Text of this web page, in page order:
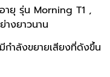
ายุ รุ่น Morning T1 ,
างยาวนาน
ำลังขยายเสียงที่ดังขึ้น